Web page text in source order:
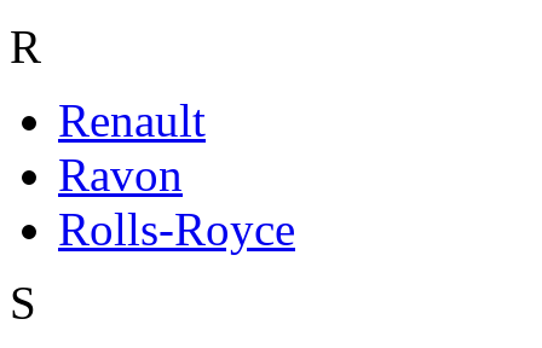
R
Renault
Ravon
Rolls-Royce
S